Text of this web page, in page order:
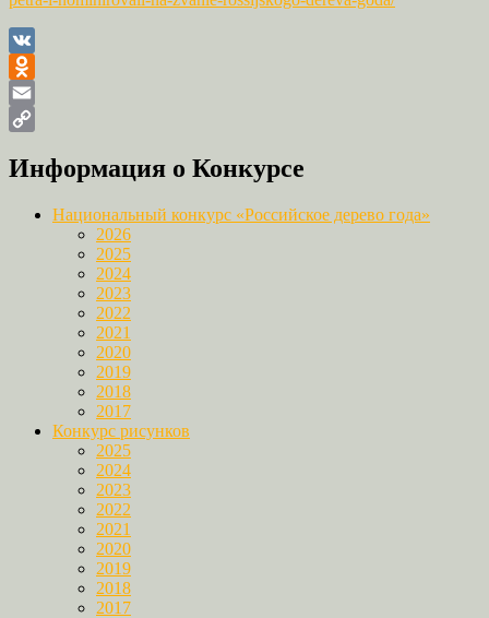
VK
Odnoklassniki
Email
Link
Информация о Конкурсе
Национальный конкурс «Российское дерево года»
2026
2025
2024
2023
2022
2021
2020
2019
2018
2017
Конкурс рисунков
2025
2024
2023
2022
2021
2020
2019
2018
2017